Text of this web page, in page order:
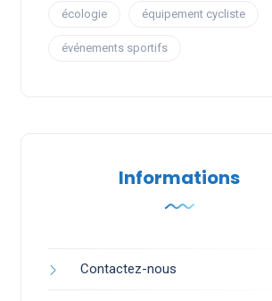
écologie équipement cycliste
événements sportifs
Informations
Contactez-nous